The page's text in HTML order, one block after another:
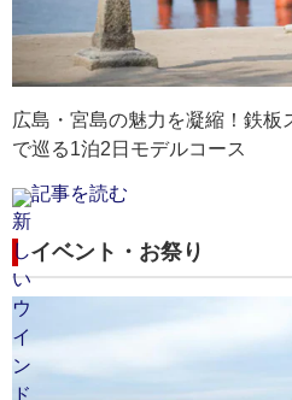
最寄りの空港：広島空港
最寄りの空港：広島空港
きます。
最寄りの空港：広島空港
広島・宮島の魅力を凝縮！鉄板
で巡る1泊2日モデルコース
記事を読む
イベント・お祭り